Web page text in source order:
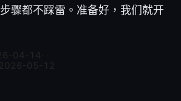
骤都不踩雷。准备好，我们就开